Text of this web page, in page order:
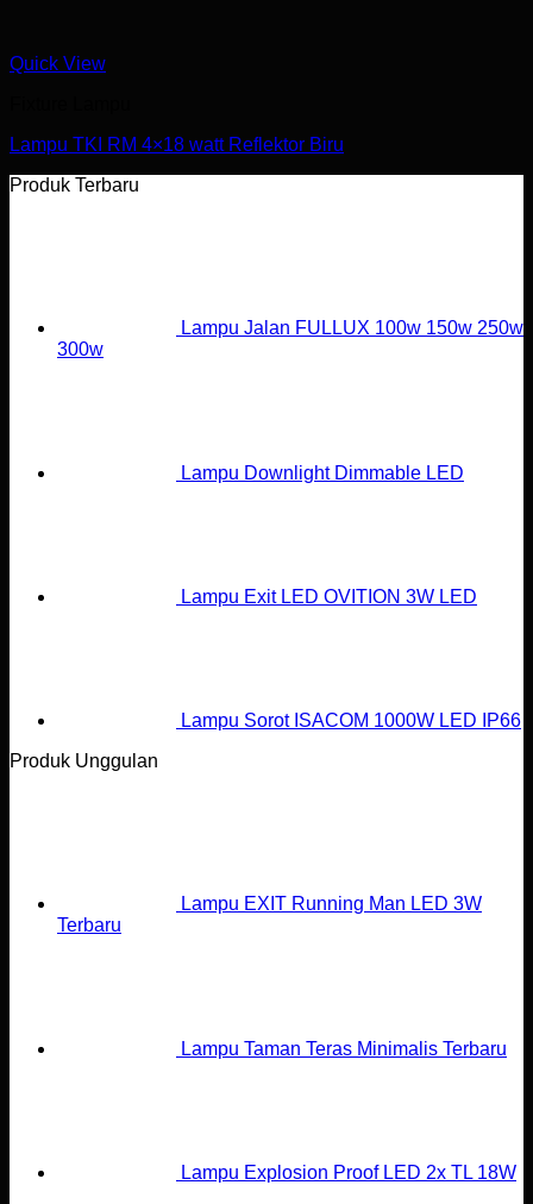
Quick View
Lampu TKI RM 4×18 watt Reflektor Biru
Produk Terbaru
Lampu Jalan FULLUX 100w 150w 250w
300w
Lampu Downlight Dimmable LED
Lampu Exit LED OVITION 3W LED
Lampu Sorot ISACOM 1000W LED IP66
Produk Unggulan
Lampu EXIT Running Man LED 3W
Terbaru
Lampu Taman Teras Minimalis Terbaru
Lampu Explosion Proof LED 2x TL 18W